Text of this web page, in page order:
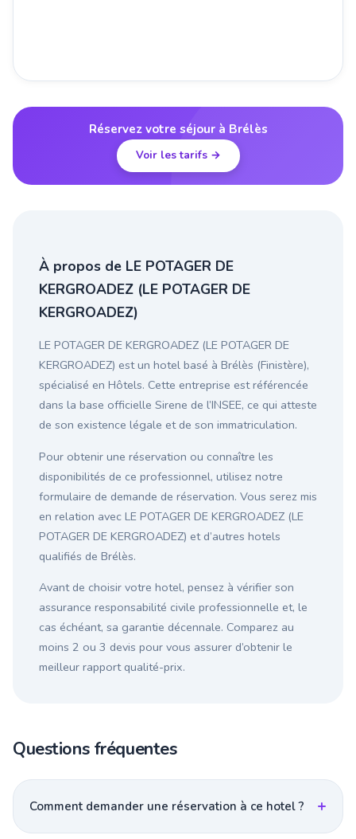
Réservez votre séjour à Brélès
Voir les tarifs →
À propos de LE POTAGER DE
KERGROADEZ (LE POTAGER DE
KERGROADEZ)
LE POTAGER DE KERGROADEZ (LE POTAGER DE
KERGROADEZ) est un hotel basé à Brélès (Finistère),
spécialisé en Hôtels. Cette entreprise est référencée
dans la base officielle Sirene de l’INSEE, ce qui atteste
de son existence légale et de son immatriculation.
Pour obtenir une réservation ou connaître les
disponibilités de ce professionnel, utilisez notre
formulaire de demande de réservation. Vous serez mis
en relation avec LE POTAGER DE KERGROADEZ (LE
POTAGER DE KERGROADEZ) et d’autres hotels
qualifiés de Brélès.
Avant de choisir votre hotel, pensez à vérifier son
assurance responsabilité civile professionnelle et, le
cas échéant, sa garantie décennale. Comparez au
moins 2 ou 3 devis pour vous assurer d’obtenir le
meilleur rapport qualité-prix.
Questions fréquentes
Comment demander une réservation à ce hotel ?